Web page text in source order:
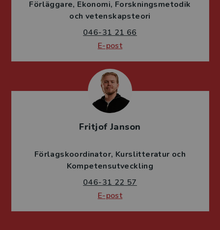
Förläggare Ekonomi Forskningsmetodik
och vetenskapsteori
046-31 21 66
E-post
Fritjof Janson
Förlagskoordinator Kurslitteratur och
Kompetensutveckling
046-31 22 57
E-post